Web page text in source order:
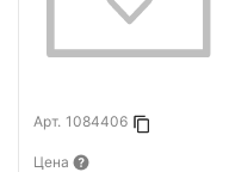
Арт. 1084406
Цена